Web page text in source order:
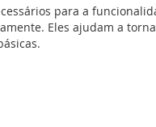
V~(2)
para a
Eles ajudam a